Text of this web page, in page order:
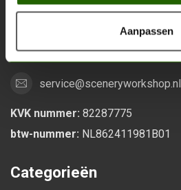
Aanpassen
Nederland
service@sceneryworkshop.nl
KVK nummer: 82287775
btw-nummer: NL862411981B01
Categorieën